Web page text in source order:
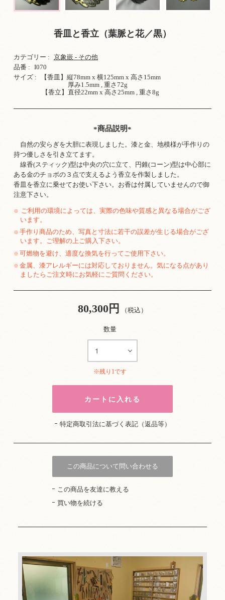
香皿と香立（葉脈と花／黒）
カテゴリー : 京象嵌 - その他
品番 : I070
サイズ :
【香皿】縦78mm x 横125mm x 高さ15mm
厚み1.5mm , 重さ72g
【香立】直径22mm x 高さ25mm , 重さ8g
商品説明
自然の安らぎを大胆に表現しました。漆と金、地模様が手作りの
持つ優しさを引き立てます。
線香(スティック)型は中央の穴に立て、円錐(コーン)型は中心部に
ある金のチョボの３点で支えるよう香立を作製しました。
香皿を香立に乗せてお使い下さい。お香は付属していませんので御
注意下さい。
※
ご利用の環境によっては、実際の色味や質感と異なる場合がござ
います。
※ 手作り商品のため、写真と寸法に若干の誤差が生じる場合がござ
います。ご理解の上ご購入下さい。
※ 可燃物を避け、適度な換気を行ってご使用下さい。
※ 金属、漆アレルギーには対応しておりません。気になる点があり
ましたらご注文時にお気軽にご質問ください。
80,300円 （税込）
数量
※残り1です
特定商取引法に基づく表記（返品等）
この商品について問い合わせる
この商品を友達に教える
買い物を続ける